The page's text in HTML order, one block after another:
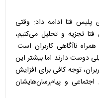
پلیس فتا ادامه داد: وقتی
تجزیه و تحلیل می‌کنیم،
ناآگاهی کاربران است.
دوست دارند اما بیشتر این
توجه کافی برای افزایش
و پیام‌رسان‌هایشان